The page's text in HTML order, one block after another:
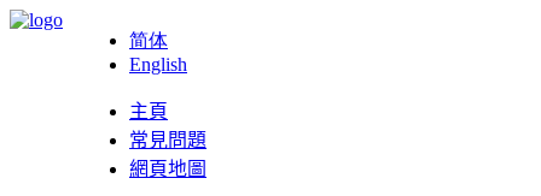
简体
English
主頁
常見問題
網頁地圖